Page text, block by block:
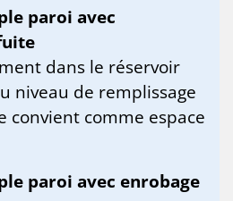
paroi avec
dans le réservoir
niveau de remplissage
convient comme espace
paroi avec enrobage